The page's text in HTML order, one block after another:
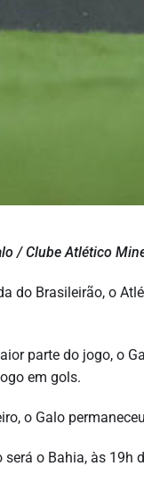
/ Clube Atlético
do Brasileirão, o
parte do jogo, o
em gols.
o Galo
o Bahia, às 19h